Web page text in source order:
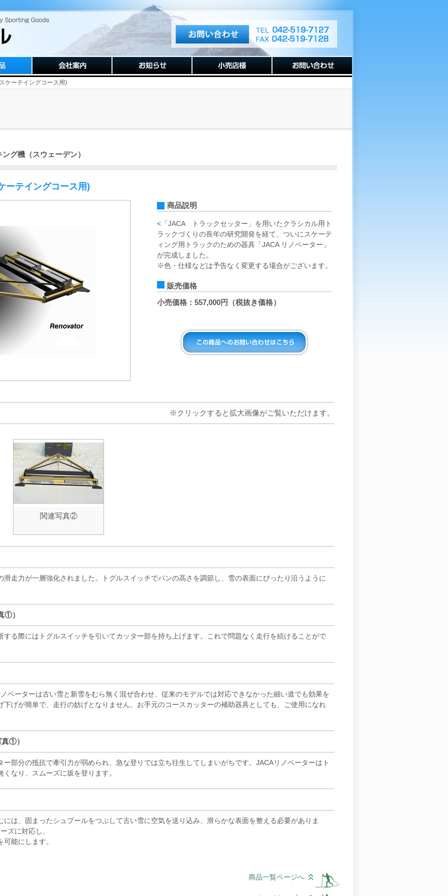
ケーテイングコース用)
グ機（スウェーデン）
テイングコース用)
商品説明
<「JACA トラックセッター」を用いたクラシカル用ト
ラックづくりの長年の研究開発を経て、ついにスケーテ
ィング用トラックのための器具「JACA リノベーター」
が完成しました。
※色・仕様などは予告なく変更する場合がございます。
販売価格
小売価格：557,000円（税抜き価格）
※クリックすると拡大画像がご覧いただけます。
関連写真②
走力が一層強化されました。トグルスイッチでパンの高さを調節し、雪の表面にぴったり沿うように
①）
する際にはトグルスイッチを引いてカッター部を持ち上げます。これで問題なく走行を続けることがで
ベーターは古い雪と新雪をむら無く混ぜ合わせ、従来のモデルでは対応できなかった細い道でも効果を
下げが簡単で、走行の妨げとなりません。お手元のコースカッターの補助器具としても、ご使用になれ
①）
部分の抵抗で牽引力が弱められ、急な登りでは立ち往生してしまいがちです。JACAリノベーターはト
なり、スムーズに坂を登ります。
は、固まったシュプールをつぶして古い雪に空気を送り込み、滑らかな表面を整える必要がありま
ズに対応し、
能にします。
商品一覧ページへ